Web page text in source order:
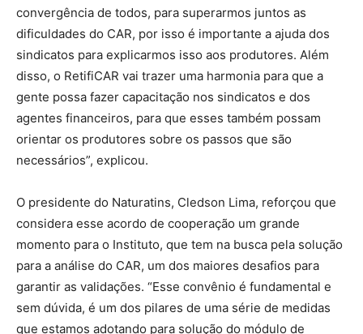
convergência de todos, para superarmos juntos as
dificuldades do CAR, por isso é importante a ajuda dos
sindicatos para explicarmos isso aos produtores. Além
disso, o RetifiCAR vai trazer uma harmonia para que a
gente possa fazer capacitação nos sindicatos e dos
agentes financeiros, para que esses também possam
orientar os produtores sobre os passos que são
necessários”, explicou.
O presidente do Naturatins, Cledson Lima, reforçou que
considera esse acordo de cooperação um grande
momento para o Instituto, que tem na busca pela solução
para a análise do CAR, um dos maiores desafios para
garantir as validações. “Esse convênio é fundamental e
sem dúvida, é um dos pilares de uma série de medidas
que estamos adotando para solução do módulo de